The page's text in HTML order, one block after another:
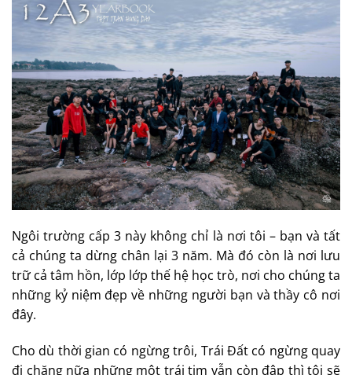
Ngôi trường cấp 3 này không chỉ là nơi tôi – bạn và tất
cả chúng ta dừng chân lại 3 năm. Mà đó còn là nơi lưu
trữ cả tâm hồn, lớp lớp thế hệ học trò, nơi cho chúng ta
những kỷ niệm đẹp về những người bạn và thầy cô nơi
đây.
Cho dù thời gian có ngừng trôi, Trái Đất có ngừng quay
đi chăng nữa những một trái tim vẫn còn đập thì tôi sẽ